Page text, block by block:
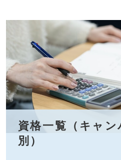
資格一覧（キャン
別）